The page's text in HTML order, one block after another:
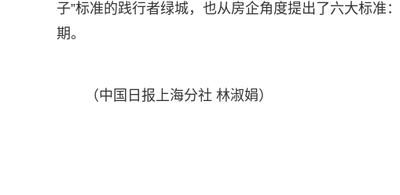
子”标准的践行者绿城，也从房企角度提出了六大标准
期。
（中国日报上海分社 林淑娟）